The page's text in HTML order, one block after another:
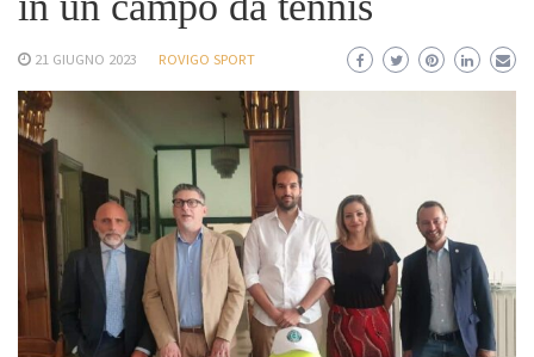
21 GIUGNO 2023 ROVIGO SPORT